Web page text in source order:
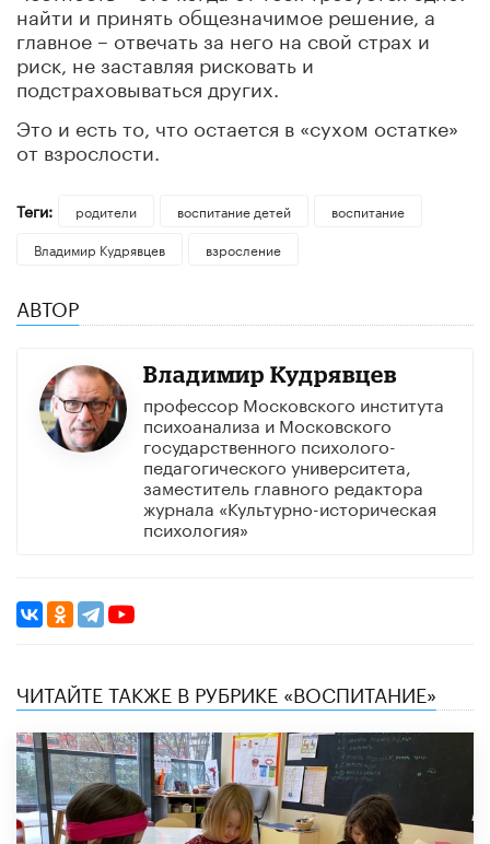
найти и принять общезначимое решение, а
главное – отвечать за него на свой страх и
риск, не заставляя рисковать и
подстраховываться других.
Это и есть то, что остается в «сухом остатке»
от взрослости.
Теги: родители воспитание детей
воспитание
Владимир Кудрявцев
взросление
АВТОР
Владимир Кудрявцев
профессор Московского института
психоанализа и Московского
государственного психолого-
педагогического университета,
заместитель главного редактора
журнала «Культурно-историческая
психология»
ЧИТАЙТЕ ТАКЖЕ В РУБРИКЕ «ВОСПИТАНИЕ»